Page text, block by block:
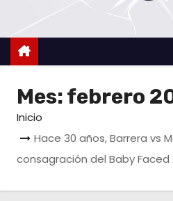
l
d
Mes:febrero
Inicio
Hace 30 años, Barrera vs
consagración del Baby Faced